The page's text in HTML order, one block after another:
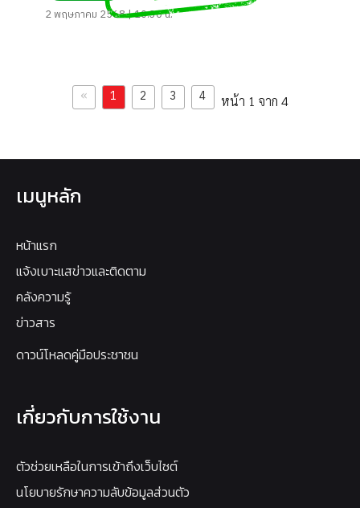
2 พฤษภาคม 2568 | 10:30 น.
« 1 2 3 4 หน้า 1 จาก 4
เมนูหลัก
หน้าแรก
แจ้งเบาะแสข่าวและติดตาม
คลังความรู้
ข่าวสาร
ดาวน์โหลดคู่มือประชาชน
เกี่ยวกับการใช้งาน
ตัวช่วยเหลือในการเข้าถึงเว็บไซต์
นโยบายรักษาความลับข้อมูลส่วนตัว